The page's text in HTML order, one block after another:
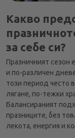
Какво
за себе си?
Празничният сезон
и по-различен
този период често
лягане, по-тежки
Балансираният
празниците, без
лекота, енергия и